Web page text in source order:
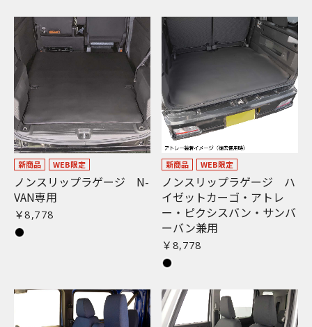
新商品 WEB限定
ノンスリップラゲージ N-
VAN専用
￥8,778
新商品 WEB限定
ノンスリップラゲージ ハ
イゼットカーゴ・アトレ
ー・ピクシスバン・サンバ
ーバン兼用
￥8,778